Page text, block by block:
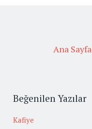
Ana Sayfa
Beğenilen Yazılar
Kafiye